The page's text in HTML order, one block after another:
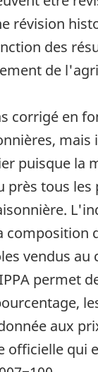
révision
des
de
corrigé en
mais
puisque la
près tous les
composition
vendus au
permet
aux
officielle qui